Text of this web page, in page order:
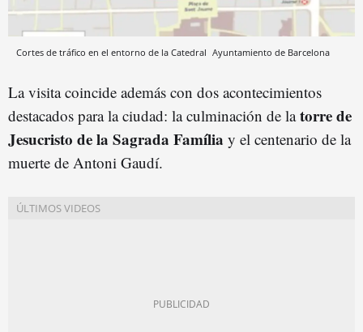
Cortes de tráfico en el entorno de la Catedral Ayuntamiento de Barcelona
La visita coincide además con dos acontecimientos
destacados para la ciudad: la culminación de latorre de
Jesucristo de la Sagrada Família y el centenario de la
muerte de Antoni Gaudí.